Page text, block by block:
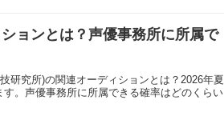
ョンとは？声優事務所に所属で
研究所)の関連オーディションとは？2026年夏
す。声優事務所に所属できる確率はどのくらい